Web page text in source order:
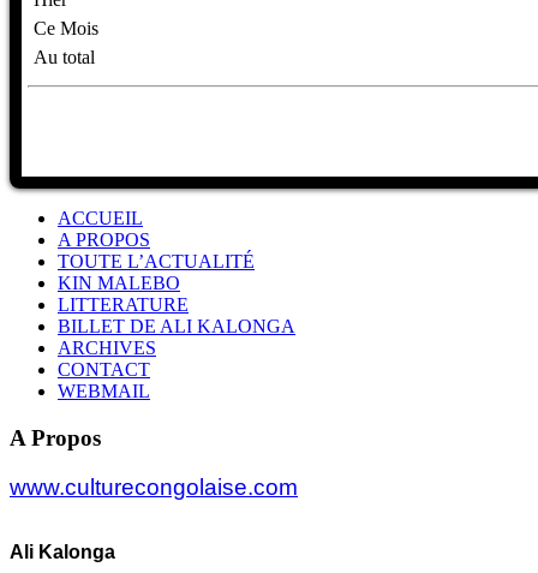
Ce Mois
Au total
ACCUEIL
A PROPOS
TOUTE L’ACTUALITÉ
KIN MALEBO
LITTERATURE
BILLET DE ALI KALONGA
ARCHIVES
CONTACT
WEBMAIL
A Propos
www.culturecongolaise.com
Ali Kalonga